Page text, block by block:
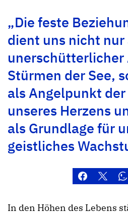
„Die feste
dient uns nicht nur
unerschütterlicher
Stürmen der See,
als Angelpunkt
unseres Herzens
als Grundlage für
geistliches
In den Höhen des Lebens